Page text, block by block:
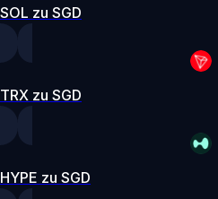
SOL zu SGD
TRX zu SGD
HYPE zu SGD